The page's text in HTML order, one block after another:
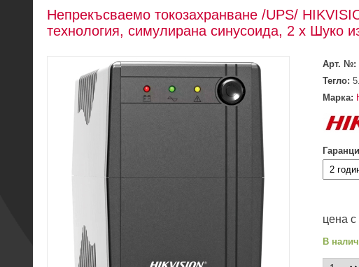
Непрекъсваемо токозахранване /UPS/
технология, симулирана синусоида, 2 x Шуко
Арт. №:
Тегло:
Марка:
цена
В